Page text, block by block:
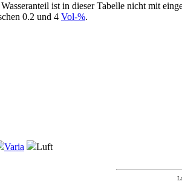
ist in dieser Tabelle nicht mit
0.2 und 4 Vol-%.
Varia Luft